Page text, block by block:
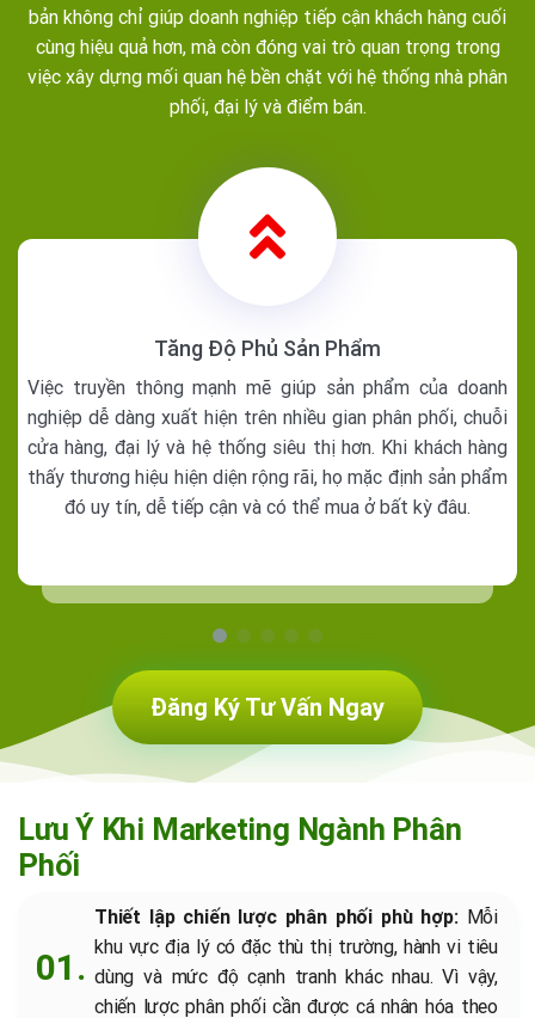
bản không chỉ giúp doanh nghiệp tiếp cận khách hàng cuối
cùng hiệu quả hơn, mà còn đóng vai trò quan trọng trong
việc xây dựng mối quan hệ bền chặt với hệ thống nhà phân
phối, đại lý và điểm bán.
Tăng Độ Phủ Sản Phẩm
Việc truyền thông mạnh mẽ giúp sản phẩm của doanh
nghiệp dễ dàng xuất hiện trên nhiều gian phân phối, chuỗi
cửa hàng, đại lý và hệ thống siêu thị hơn. Khi khách hàng
thấy thương hiệu hiện diện rộng rãi, họ mặc định sản phẩm
đó uy tín, dễ tiếp cận và có thể mua ở bất kỳ đâu.
Đăng Ký Tư Vấn Ngay
Lưu Ý Khi Marketing Ngành Phân
Phối
Thiết lập chiến lược phân phối phù hợp:Mỗi
khu vực địa lý có đặc thù thị trường, hành vi tiêu
dùng và mức độ cạnh tranh khác nhau. Vì vậy,
chiến lược phân phối cần được cá nhân hóa theo